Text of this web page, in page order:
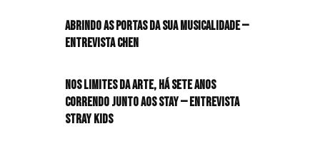
Abrindo as portas da sua musicalidade —
Entrevista CHEN
Nos limites da arte, há sete anos
correndo junto aos STAY — Entrevista
Stray Kids